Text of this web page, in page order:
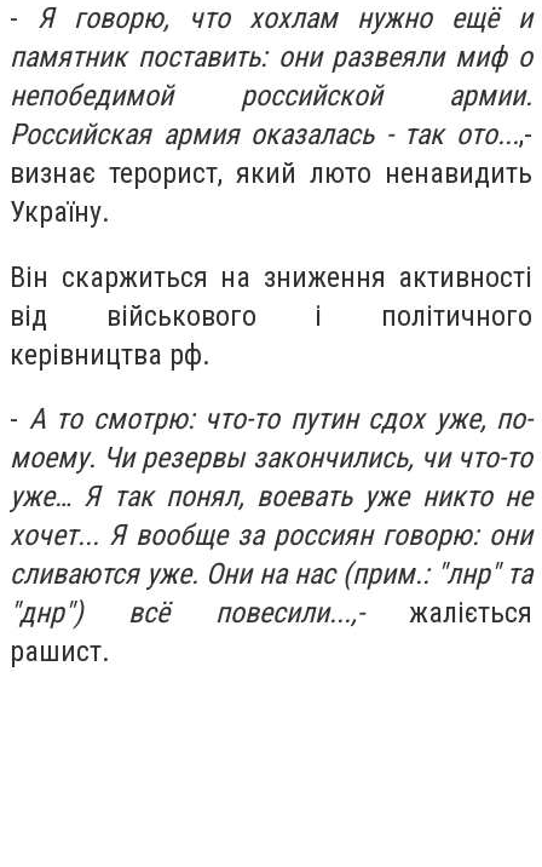
- Я говорю, что хохлам нужно ещё и
памятник поставить: они развеяли миф о
непобедимой российской армии.
Российская армия оказалась - так ото...,-
визнає терорист, який люто ненавидить
Україну.
Він скаржиться на зниження активності
від військового і політичного
керівництва рф.
- А то смотрю: что-то путин сдох уже, по-
моему. Чи резервы закончились, чи что-то
уже… Я так понял, воевать уже никто не
хочет... Я вообще за россиян говорю: они
сливаются уже. Они на нас (прим.: "лнр" та
"днр") всё повесили...,-жаліється
рашист.